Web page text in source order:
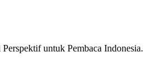
untuk Pembaca Indonesia.